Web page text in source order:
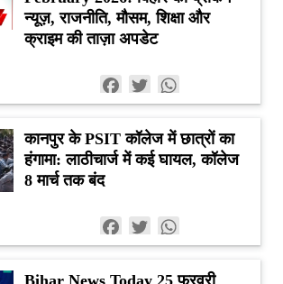
न्यूज़, राजनीति, मौसम, शिक्षा और
क्राइम की ताज़ा अपडेट
Facebook
Twitter
कानपुर के PSIT कॉलेज में छात्रों का
हंगामा: लाठीचार्ज में कई घायल, कॉलेज
8 मार्च तक बंद
Facebook
Twitter
Bihar News Today 25 फरवरी